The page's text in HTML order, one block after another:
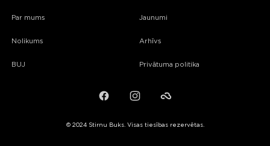
Par mums
Nolikums
BUJ
Jaunumi
Arhīvs
Privātuma politika
FacebookInstagramFailiem.lv
© 2024 Stirnu Buks. Visas tiesības rezervētas.